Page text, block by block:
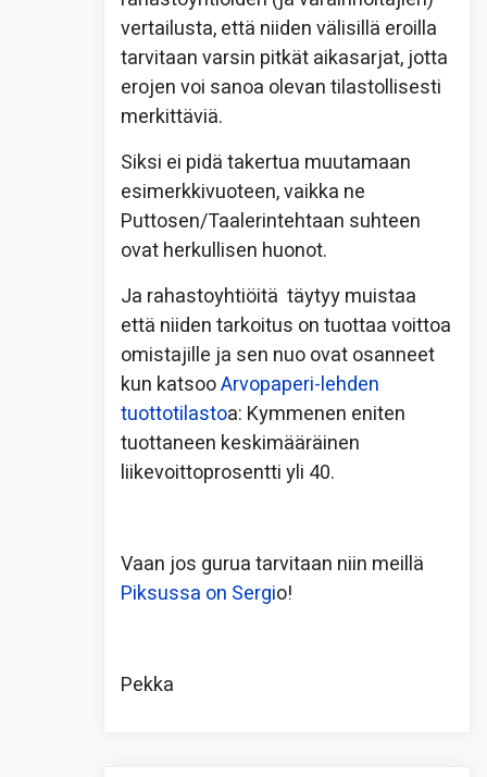
vertailusta, että niiden välisillä eroilla
tarvitaan varsin pitkät aikasarjat, jotta
erojen voi sanoa olevan tilastollisesti
merkittäviä.
Siksi ei pidä takertua muutamaan
esimerkkivuoteen, vaikka ne
Puttosen/Taalerintehtaan suhteen
ovat herkullisen huonot.
Ja rahastoyhtiöitä täytyy muistaa
että niiden tarkoitus on tuottaa voittoa
omistajille ja sen nuo ovat osanneet
kun katsooArvopaperi-lehden
tuottotilastoa: Kymmenen eniten
tuottaneen keskimääräinen
liikevoittoprosentti yli 40.
Vaan jos gurua tarvitaan niin meillä
Piksussa on Sergio!
Pekka